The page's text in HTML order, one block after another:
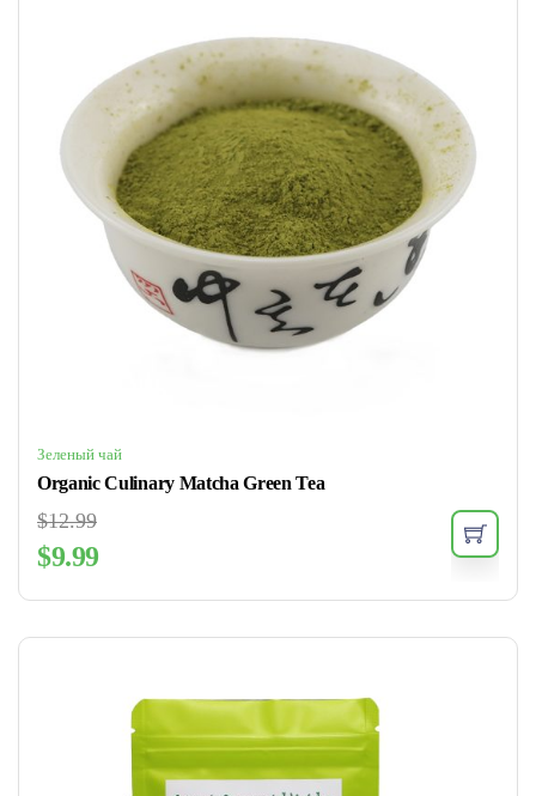
Зеленый чай
Organic Culinary Matcha Green Tea
$12.99
$9.99